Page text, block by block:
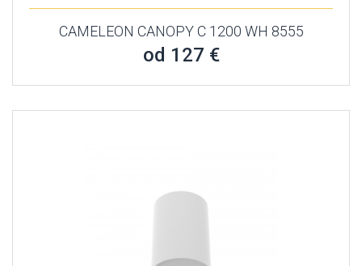
CAMELEON CANOPY C 1200 WH 8555
od 127 €